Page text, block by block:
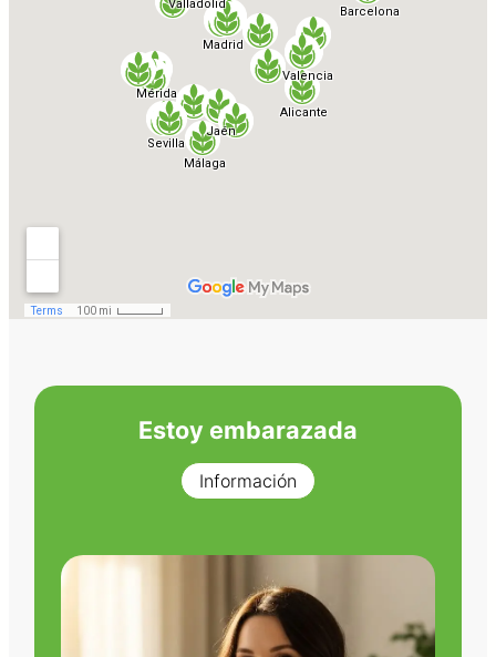
Estoy embarazada
Información